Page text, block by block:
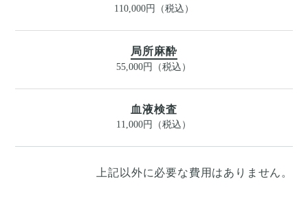
110,000円（税込）
局所麻酔
55,000円（税込）
血液検査
11,000円（税込）
上記以外に必要な費用はありません。